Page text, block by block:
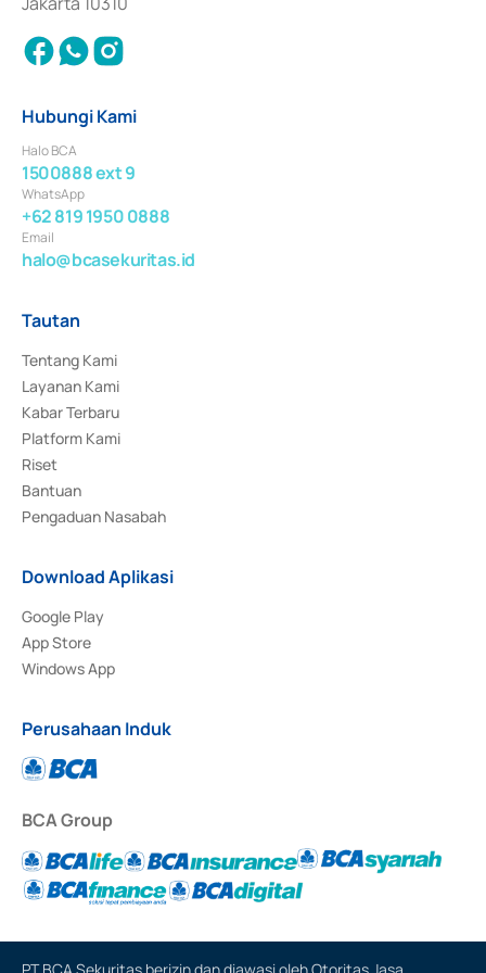
Hubungi Kami
Halo BCA
1500888 ext 9
WhatsApp
+62 819 1950 0888
Email
halo@bcasekuritas.id
Tautan
Tentang Kami
Layanan Kami
Kabar Terbaru
Platform Kami
Riset
Bantuan
Pengaduan Nasabah
Download Aplikasi
Google Play
App Store
Windows App
Perusahaan Induk
BCA Group